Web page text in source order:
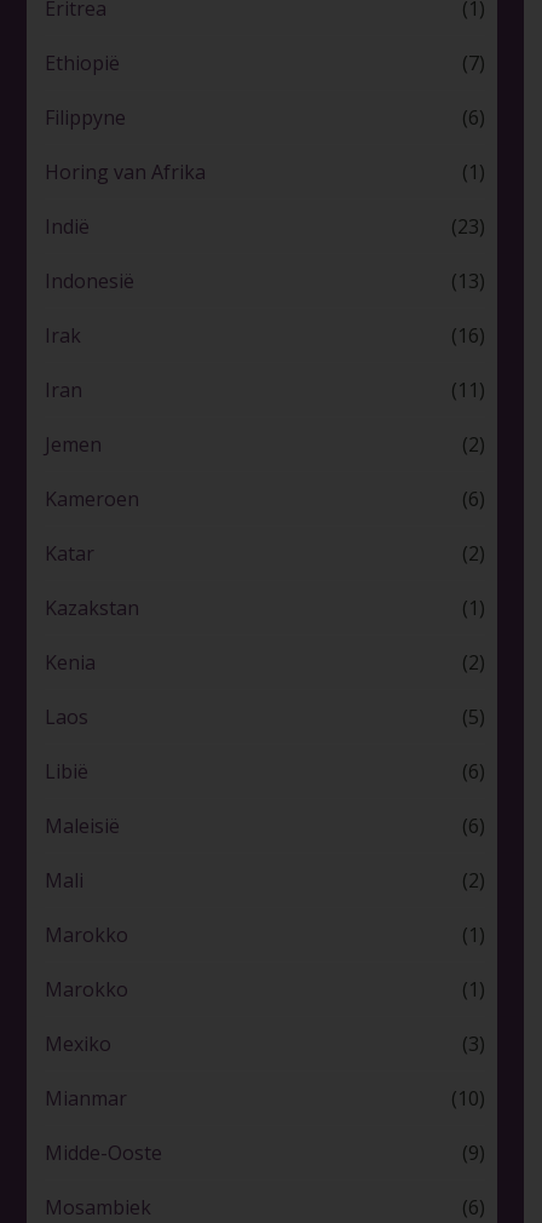
Eritrea (1)
Ethiopië (7)
Filippyne (6)
Horing van Afrika (1)
Indië (23)
Indonesië (13)
Irak (16)
Iran (11)
Jemen (2)
Kameroen (6)
Katar (2)
Kazakstan (1)
Kenia (2)
Laos (5)
Libië (6)
Maleisië (6)
Mali (2)
Marokko (1)
Marokko (1)
Mexiko (3)
Mianmar (10)
Midde-Ooste (9)
Mosambiek (6)